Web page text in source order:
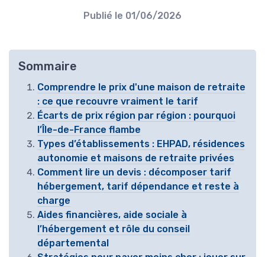
Publié le 01/06/2026
Sommaire
Comprendre le prix d'une maison de retraite
: ce que recouvre vraiment le tarif
Écarts de prix région par région : pourquoi
l’Île-de-France flambe
Types d’établissements : EHPAD, résidences
autonomie et maisons de retraite privées
Comment lire un devis : décomposer tarif
hébergement, tarif dépendance et reste à
charge
Aides financières, aide sociale à
l’hébergement et rôle du conseil
départemental